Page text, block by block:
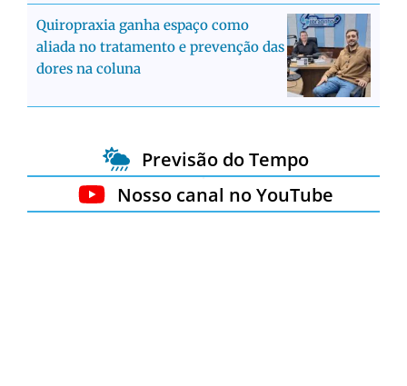
Quiropraxia ganha espaço como
aliada no tratamento e prevenção das
dores na coluna
Previsão do Tempo
Nosso canal no YouTube